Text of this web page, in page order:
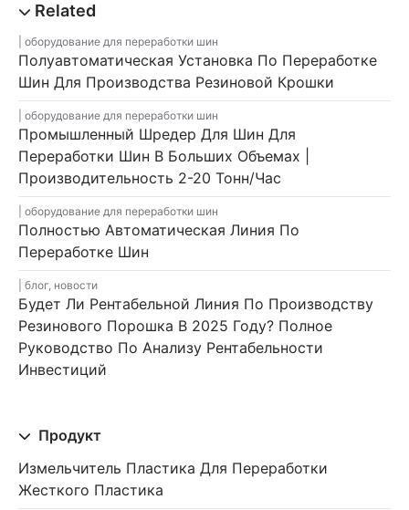
оборудование для переработки шин
Полуавтоматическая Установка По Переработке
Шин Для Производства Резиновой Крошки
оборудование для переработки шин
Промышленный Шредер Для Шин Для
Переработки Шин В Больших Объемах |
Производительность 2-20 Тонн/час
оборудование для переработки шин
Полностью Автоматическая Линия По
Переработке Шин
блог новости
Будет Ли Рентабельной Линия По Производству
Резинового Порошка В 2025 Году? Полное
Руководство По Анализу Рентабельности
Инвестиций
Продукт
Измельчитель Пластика Для Переработки
Жесткого Пластика